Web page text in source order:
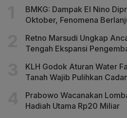
BMKG: Dampak El Nino
Oktober, Fenomena
Retno Marsudi Ungkap
Tengah Ekspansi
KLH Godok Aturan Water
Tanah Wajib Pulihkan
Prabowo Wacanakan
Hadiah Utama Rp20 Miliar